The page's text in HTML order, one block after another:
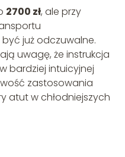
2700 zł, ale przy
już odczuwalne.
uwagę, że instrukcja
bardziej intuicyjnej
zastosowania
atut w chłodniejszych